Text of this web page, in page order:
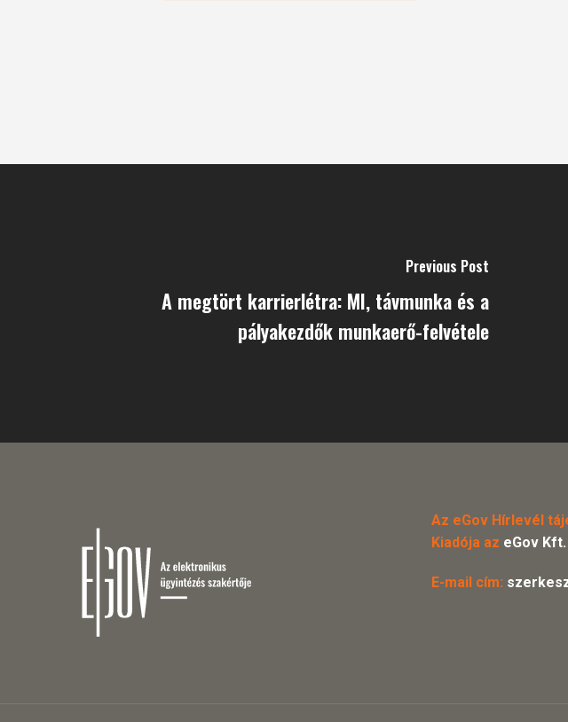
Previous Post
A megtört karrierlétra: MI, távmunka és a
pályakezdők munkaerő-felvétele
Az eGov Hírlevél
Kiadója az eGov Kft.
E-mail cím: